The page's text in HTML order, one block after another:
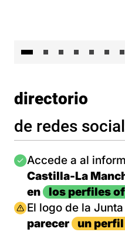
directorio
de redes
Imagen
Accede a al
Castilla-La
en
los perfiles
Imagen
El logo de la
parecer
un